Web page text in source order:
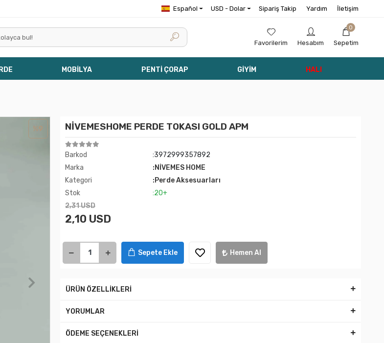
Español USD - Dolar Sipariş Takip Yardım İletişim
Favorilerim Hesabım
0
Sepetim
MOBİLYA PENTİ ÇORAP GİYİM HALI
%9 NİVEMESHOME PERDE TOKASI GOLD APM
Barkod
:3972999357892
Marka
:NİVEMES HOME
Kategori
:Perde Aksesuarları
Stok
:20+
2,31 USD
2,10 USD
Sepete Ekle Hemen Al
ÜRÜN ÖZELLİKLERİ
YORUMLAR
ÖDEME SEÇENEKLERİ